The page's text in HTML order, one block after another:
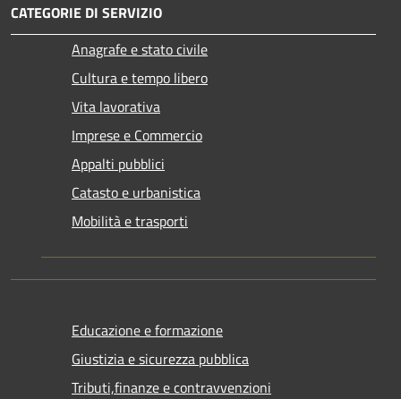
CATEGORIE DI SERVIZIO
Anagrafe e stato civile
Cultura e tempo libero
Vita lavorativa
Imprese e Commercio
Appalti pubblici
Catasto e urbanistica
Mobilità e trasporti
Educazione e formazione
Giustizia e sicurezza pubblica
Tributi,finanze e contravvenzioni